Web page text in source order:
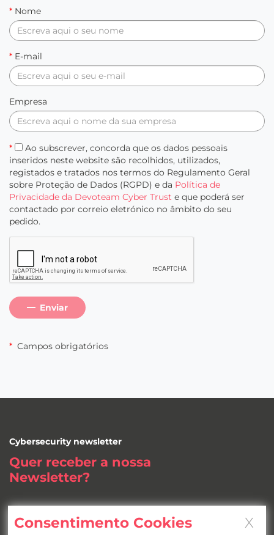
* Nome
* E-mail
Empresa
*
Ao subscrever, concorda que os dados pessoais
inseridos neste website são recolhidos, utilizados,
registados e tratados nos termos do Regulamento Geral
sobre Proteção de Dados (RGPD) e da Política de
Privacidade da Devoteam Cyber Trust e que poderá ser
contactado por correio eletrónico no âmbito do seu
pedido.
Enviar
* Campos obrigatórios
Cybersecurity newsletter
Quer receber a nossa
Newsletter?
Subscreva aqui
Consentimento Cookies X